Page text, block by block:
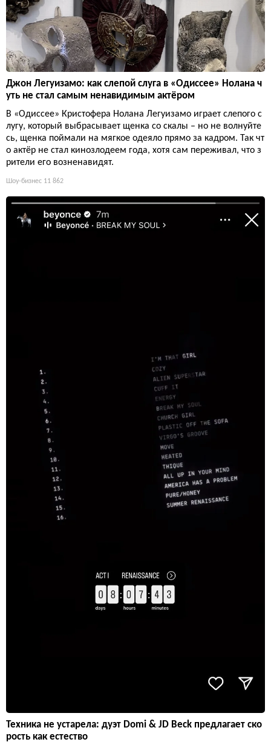
Джон Легуизамо: как слепой слуга в «Одиссее» Нолана ч
уть не стал самым ненавидимым актёром
В «Одиссее» Кристофера Нолана Легуизамо играет слепого с
лугу, который выбрасывает щенка со скалы – но не волнуйте
сь, щенка поймали на мягкое одеяло прямо за кадром. Так чт
о актёр не стал кинозлодеем года, хотя сам переживал, что з
рители его возненавидят.
Шоу-бизнес 11 862
Техника не устарела: дуэт Domi & JD Beck предлагает ско
рость как естество